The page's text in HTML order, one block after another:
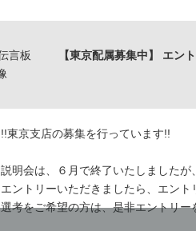
【東京配属募集中】 エン
!!東京支店の募集を行っています!!
説明会は、６月で終了いたしましたが
エントリーいただきましたら、エント
選考をご希望の方は、是非エントリー